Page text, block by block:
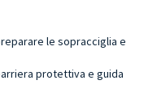
le sopracciglia e
protettiva e guida